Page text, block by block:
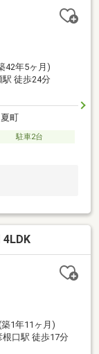
42年5ヶ月)
徒歩24分
町
駐車2台
4LDK
1年11ヶ月)
口駅 徒歩17分